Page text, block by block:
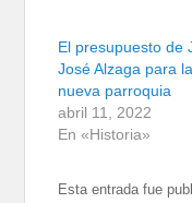
El presupuesto de
José Alzaga para la
nueva parroquia
abril 11, 2022
En «Historia»
Esta entrada fue